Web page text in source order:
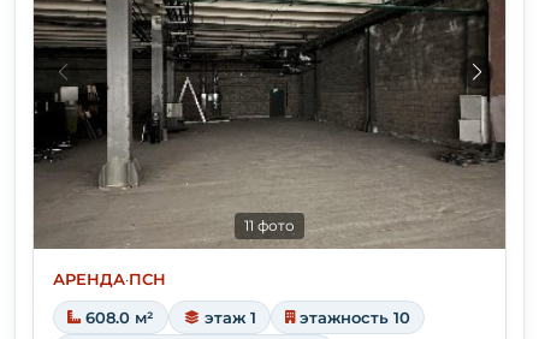
11 фото
АРЕНДА·ПСН
608.0 м² этаж 1
этажность 10